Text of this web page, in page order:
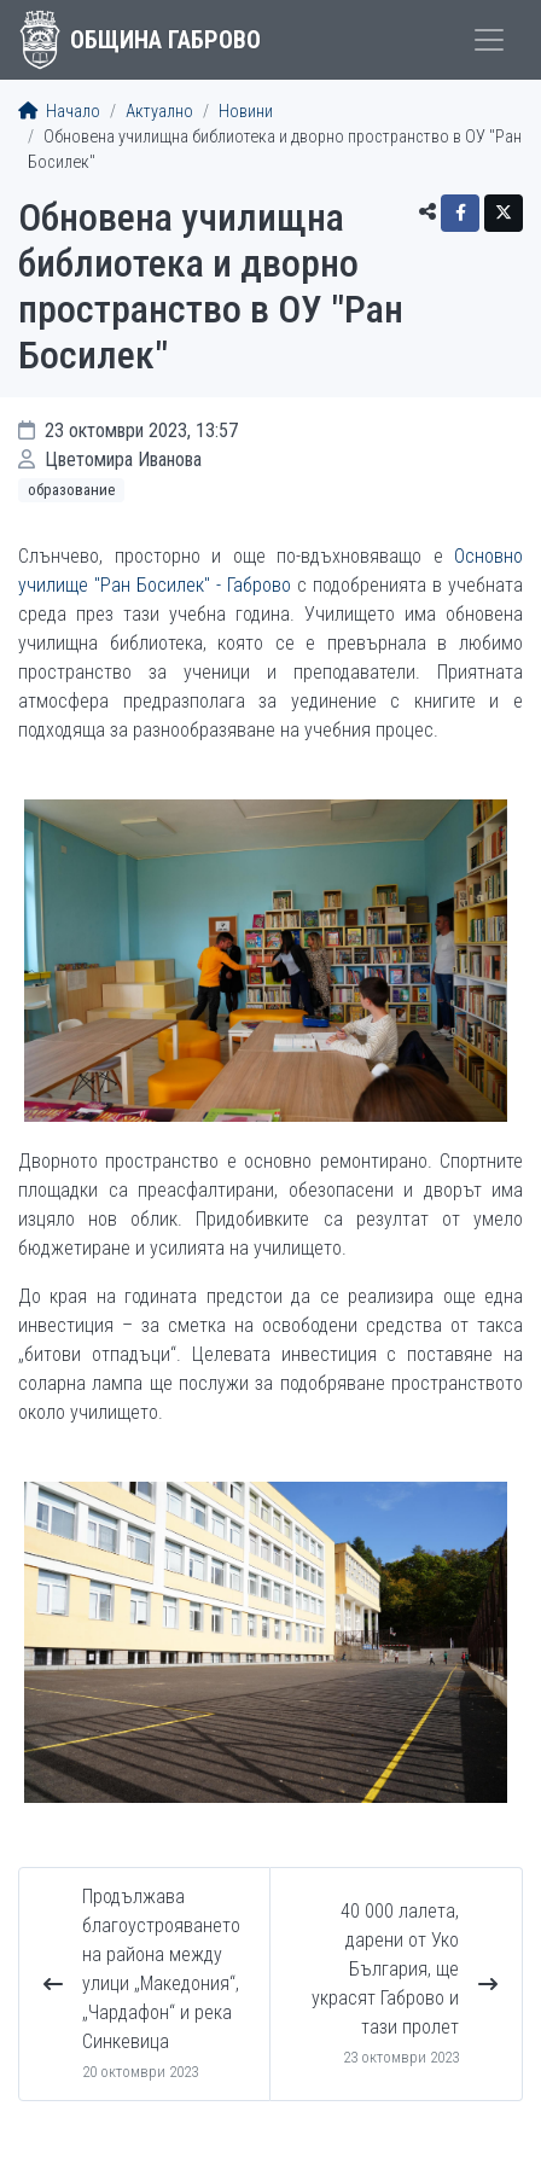
ОБЩИНА ГАБРОВО
Начало Актуално
Новини
Обновена училищна библиотека и дворно пространство в ОУ "Ран
Босилек"
Обновена училищна
библиотека и дворно
пространство в ОУ "Ран
Босилек"
23 октомври 2023, 13:57
Цветомира Иванова
образование
Слънчево, просторно и още по-вдъхновяващо е Основно
училище "Ран Босилек" - Габрово с подобренията в учебната
среда през тази учебна година. Училището има обновена
училищна библиотека, която се е превърнала в любимо
пространство за ученици и преподаватели. Приятната
атмосфера предразполага за уединение с книгите и е
подходяща за разнообразяване на учебния процес.
Дворното пространство е основно ремонтирано. Спортните
площадки са преасфалтирани, обезопасени и дворът има
изцяло нов облик. Придобивките са резултат от умело
бюджетиране и усилията на училището.
До края на годината предстои да се реализира още една
инвестиция – за сметка на освободени средства от такса
„битови отпадъци“. Целевата инвестиция с поставяне на
соларна лампа ще послужи за подобряване пространството
около училището.
Продължава
благоустрояването
на района между
улици „Македония“,
„Чардафон“ и река
Синкевица
20 октомври 2023
40 000 лалета,
дарени от Уко
България, ще
украсят Габрово и
тази пролет
23 октомври 2023